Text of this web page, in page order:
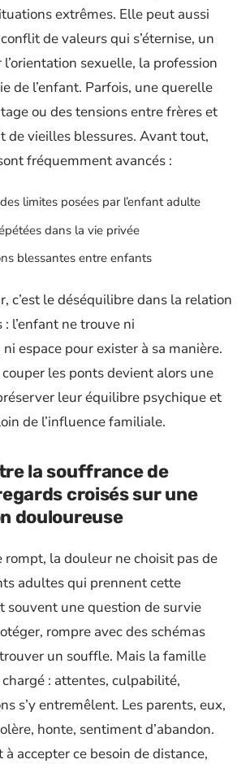
extrêmes. Elle peut aussi
de valeurs qui s’éternise, un
l’orientation sexuelle, la profession
de l’enfant. Parfois, une querelle
ou des tensions entre frères et
de vieilles blessures. Avant tout,
fréquemment avancés :
limites posées par l’enfant adulte
dans la vie privée
blessantes entre enfants
c’est le déséquilibre dans la relation
l’enfant ne trouve ni
espace pour exister à sa manière.
les ponts devient alors une
leur équilibre psychique et
de l’influence familiale.
la souffrance de
croisés sur une
douloureuse
rompt, la douleur ne choisit pas de
adultes qui prennent cette
souvent une question de survie
rompre avec des schémas
un souffle. Mais la famille
: attentes, culpabilité,
s’y entremêlent. Les parents, eux,
honte, sentiment d’abandon.
à accepter ce besoin de distance,